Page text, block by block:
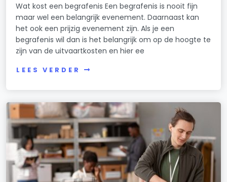
Wat kost een begrafenis Een begrafenis is nooit fijn
maar wel een belangrijk evenement. Daarnaast kan
het ook een prijzig evenement zijn. Als je een
begrafenis wil dan is het belangrijk om op de hoogte te
zijn van de uitvaartkosten en hier ee
LEES VERDER